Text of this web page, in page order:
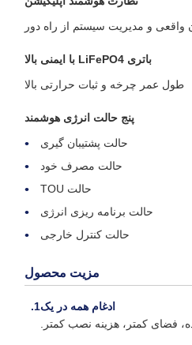
واقعی و مدیریت سیستم از راه دور
باتری LiFePO4 با ایمنی بالا
طول عمر چرخه و ثبات حرارتی بالا
پنج حالت انرژی هوشمند
حالت پشتیبان گیری
حالت مصرف خود
حالت TOU
حالت برنامه ریزی انرژی
حالت کنترل خارجی
مزیت محصول
ادغام همه در یک
فضای کمتر، هزینه نصب کمتر.